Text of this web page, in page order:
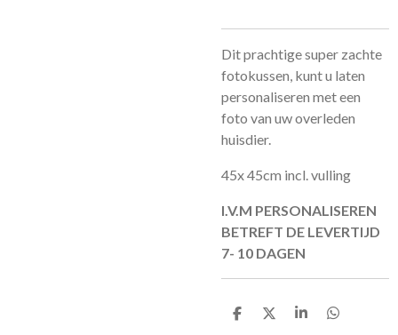
Dit prachtige super zachte
fotokussen, kunt u laten
personaliseren met een
foto van uw overleden
huisdier.
45x 45cm incl. vulling
I.V.M PERSONALISEREN
BETREFT DE LEVERTIJD
7- 10 DAGEN
D
D
S
D